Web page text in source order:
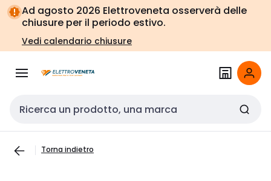
Vai alla
navigazione
Vai
alla
pagina
Ad agosto 2026 Elettroveneta osserverà delle
chiusure per il periodo estivo.
Vedi calendario chiusure
Cerca input
Torna indietro